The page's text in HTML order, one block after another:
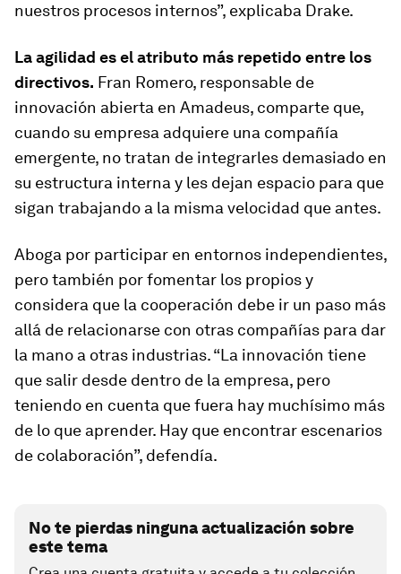
nuestros procesos internos”, explicaba Drake.
La agilidad es el atributo más repetido entre los
directivos. Fran Romero, responsable de
innovación abierta en Amadeus, comparte que,
cuando su empresa adquiere una compañía
emergente, no tratan de integrarles demasiado en
su estructura interna y les dejan espacio para que
sigan trabajando a la misma velocidad que antes.
Aboga por participar en entornos independientes,
pero también por fomentar los propios y
considera que la cooperación debe ir un paso más
allá de relacionarse con otras compañías para dar
la mano a otras industrias. “La innovación tiene
que salir desde dentro de la empresa, pero
teniendo en cuenta que fuera hay muchísimo más
de lo que aprender. Hay que encontrar escenarios
de colaboración”, defendía.
No te pierdas ninguna actualización sobre
este tema